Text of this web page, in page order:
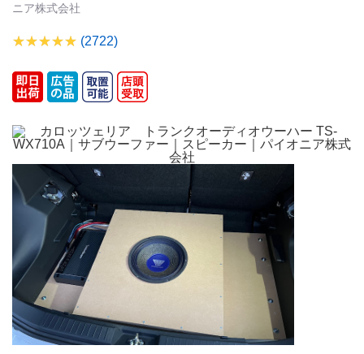
ニア株式会社
(2722)